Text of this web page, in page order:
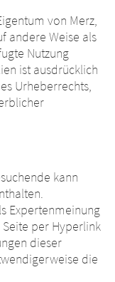
von Merz,
andere Weise als
Nutzung
ist ausdrücklich
Urheberrechts,
kann
Expertenmeinung
per Hyperlink
dieser
die